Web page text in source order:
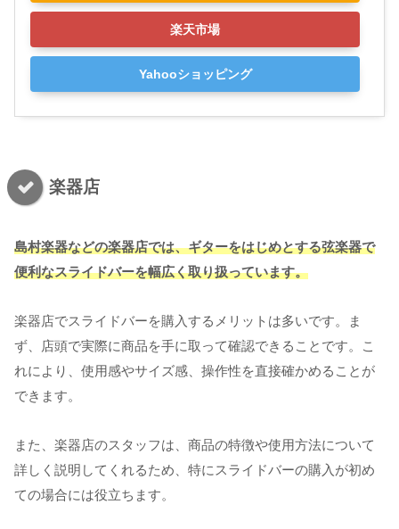
楽天市場
Yahooショッピング
楽器店
島村楽器などの楽器店では、ギターをはじめとする弦楽器で
便利なスライドバーを幅広く取り扱っています。
楽器店でスライドバーを購入するメリットは多いです。ま
ず、店頭で実際に商品を手に取って確認できることです。こ
れにより、使用感やサイズ感、操作性を直接確かめることが
できます。
また、楽器店のスタッフは、商品の特徴や使用方法について
詳しく説明してくれるため、特にスライドバーの購入が初め
ての場合には役立ちます。